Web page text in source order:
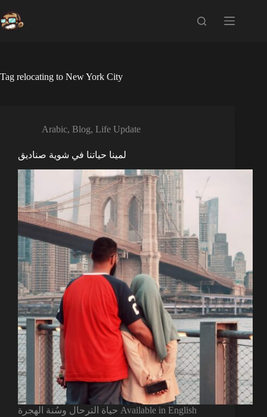
to
content
Tag relocating to New York City
Arabic, Blog, Life Update
لمينا حياتنا في شوية صناديق
حياة الترحال وسُنة الهجرة Available in English